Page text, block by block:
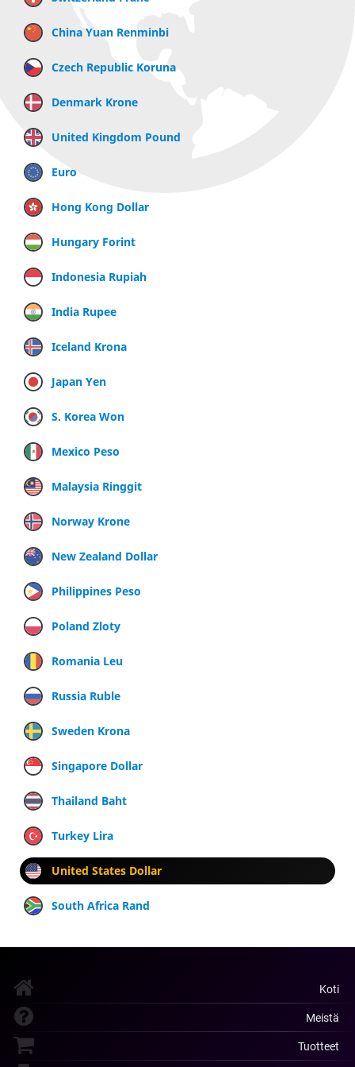
China Yuan Renminbi
Czech Republic Koruna
Denmark Krone
United Kingdom Pound
Euro
Hong Kong Dollar
Hungary Forint
Indonesia Rupiah
India Rupee
Iceland Krona
Japan Yen
S. Korea Won
Mexico Peso
Malaysia Ringgit
Norway Krone
New Zealand Dollar
Philippines Peso
Poland Zloty
Romania Leu
Russia Ruble
Sweden Krona
Singapore Dollar
Thailand Baht
Turkey Lira
United States Dollar
South Africa Rand
Koti
Meistä
Tuotteet